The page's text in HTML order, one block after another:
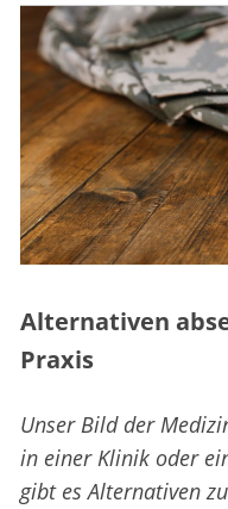
Alternativen
Praxis
Unser Bild der
in einer Klinik oder
gibt es Alternativen